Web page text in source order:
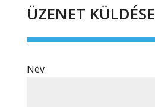
ÜZENET KÜLDÉSE
Név